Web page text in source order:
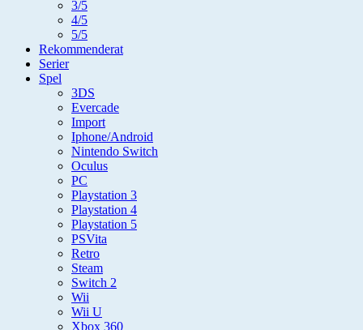
3/5
4/5
5/5
Rekommenderat
Serier
Spel
3DS
Evercade
Import
Iphone/Android
Nintendo Switch
Oculus
PC
Playstation 3
Playstation 4
Playstation 5
PSVita
Retro
Steam
Switch 2
Wii
Wii U
Xbox 360